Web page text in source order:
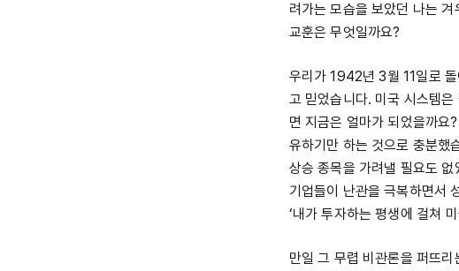
려가는 모습을 보았던 나는
교훈은 무엇일까요?
우리가 1942년 3월 11일로
고 믿었습니다. 미국 시스템
면 지금은 얼마가 되었을까
유하기만 하는 것으로 충분했
상승 종목을 가려낼 필요도
기업들이 난관을 극복하면서
‘내가 투자하는 평생에 걸쳐
만일 그 무렵 비관론을 퍼뜨